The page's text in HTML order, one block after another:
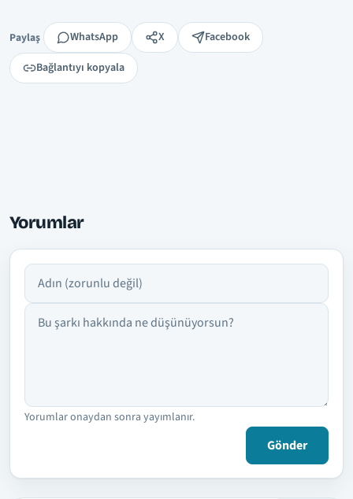
Paylaş
Paylaş WhatsApp X
Facebook
Bağlantıyı kopyala
Yorumlar
Adın
Yorumun
Yorumlar onaydan sonra yayımlanır.
Gönder